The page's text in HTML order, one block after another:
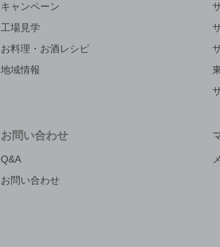
キャンペーン
工場見学
お料理・お酒レシピ
地域情報
お問い合わせ
Q&A
お問い合わせ